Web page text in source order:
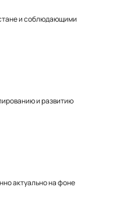
и соблюдающими
и развитию
актуально на фоне